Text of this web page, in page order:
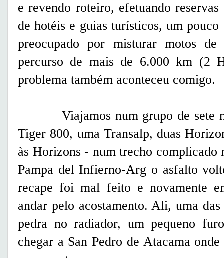
e revendo roteiro, efetuando reservas
de hotéis e guias turísticos, um pouco
preocupado por misturar motos
percurso de mais de 6.000 km (2
problema também aconteceu comigo.
Viajamos num grupo de sete
Tiger 800, uma Transalp, duas
às Horizons - num trecho complicado
Pampa del Infierno-Arg o asfalto
recape foi mal feito e novamente
andar pelo acostamento. Ali, uma
pedra no radiador, um pequeno
chegar a San Pedro de Atacama